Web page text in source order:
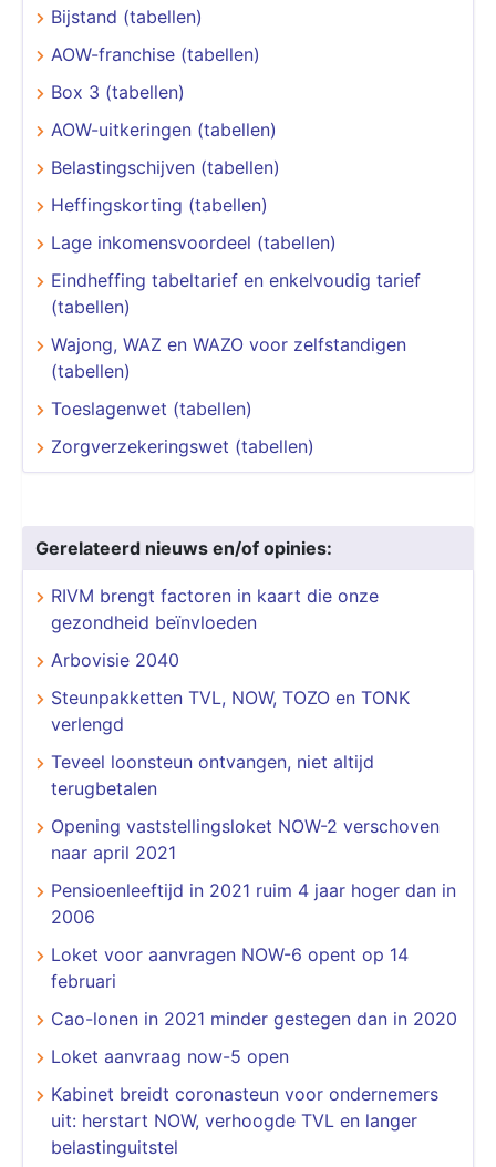
Bijstand (tabellen)
AOW-franchise (tabellen)
Box 3 (tabellen)
AOW-uitkeringen (tabellen)
Belastingschijven (tabellen)
Heffingskorting (tabellen)
Lage inkomensvoordeel (tabellen)
Eindheffing tabeltarief en enkelvoudig tarief
(tabellen)
Wajong, WAZ en WAZO voor zelfstandigen
(tabellen)
Toeslagenwet (tabellen)
Zorgverzekeringswet (tabellen)
Gerelateerd nieuws en/of opinies:
RIVM brengt factoren in kaart die onze
gezondheid beïnvloeden
Arbovisie 2040
Steunpakketten TVL, NOW, TOZO en TONK
verlengd
Teveel loonsteun ontvangen, niet altijd
terugbetalen
Opening vaststellingsloket NOW-2 verschoven
naar april 2021
Pensioenleeftijd in 2021 ruim 4 jaar hoger dan in
2006
Loket voor aanvragen NOW-6 opent op 14
februari
Cao-lonen in 2021 minder gestegen dan in 2020
Loket aanvraag now-5 open
Kabinet breidt coronasteun voor ondernemers
uit: herstart NOW, verhoogde TVL en langer
belastinguitstel